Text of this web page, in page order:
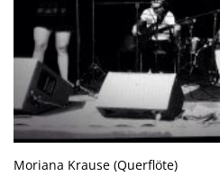
Moriana Krause (Querflöte)